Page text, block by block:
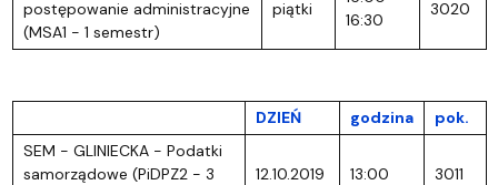
postępowanie administracyjne
(MSA1 - 1 semestr)
piątki
16:30
3020
DZIEŃ godzina
pok.
SEM - GLINIECKA - Podatki
samorządowe (PiDPZ2 - 3
12.10.2019 13:00 3011